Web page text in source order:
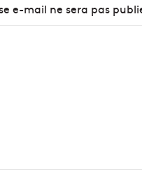
e-mail ne sera pas